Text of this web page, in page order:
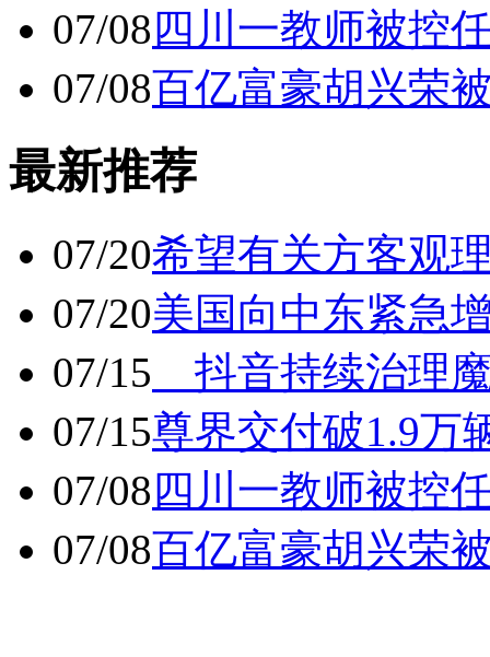
07/08 四川一教师被控
07/08百亿富豪胡兴荣
最新推荐
07/20希望有关方客观
07/20美国向中东紧急
07/15 抖音持续治理
07/15尊界交付破1.9万
07/08 四川一教师被控
07/08百亿富豪胡兴荣